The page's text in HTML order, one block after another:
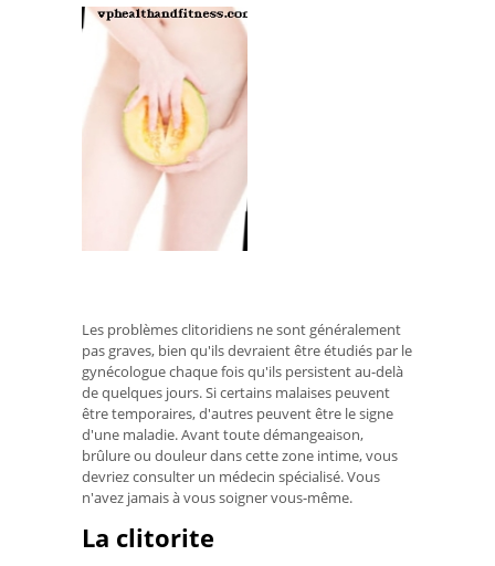
Les problèmes clitoridiens ne sont généralement
pas graves, bien qu'ils devraient être étudiés par le
gynécologue chaque fois qu'ils persistent au-delà
de quelques jours. Si certains malaises peuvent
être temporaires, d'autres peuvent être le signe
d'une maladie. Avant toute démangeaison,
brûlure ou douleur dans cette zone intime, vous
devriez consulter un médecin spécialisé. Vous
n'avez jamais à vous soigner vous-même.
La clitorite